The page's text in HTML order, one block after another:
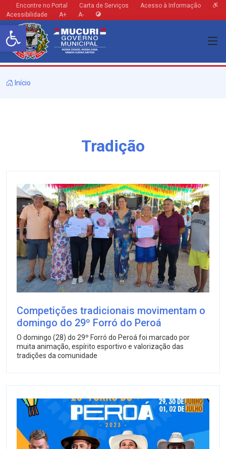
Barra de Ferramentas Aberta
Encontre no Portal Carta de Serviços
Acesso à Informação
Acessibilidade
A+ A-
Início
Tradição
Competições tradicionais movimentam o
domingo do 29º Forró do Peroá
O domingo (28) do 29º Forró do Peroá foi marcado por
muita animação, espírito esportivo e valorização das
tradições da comunidade